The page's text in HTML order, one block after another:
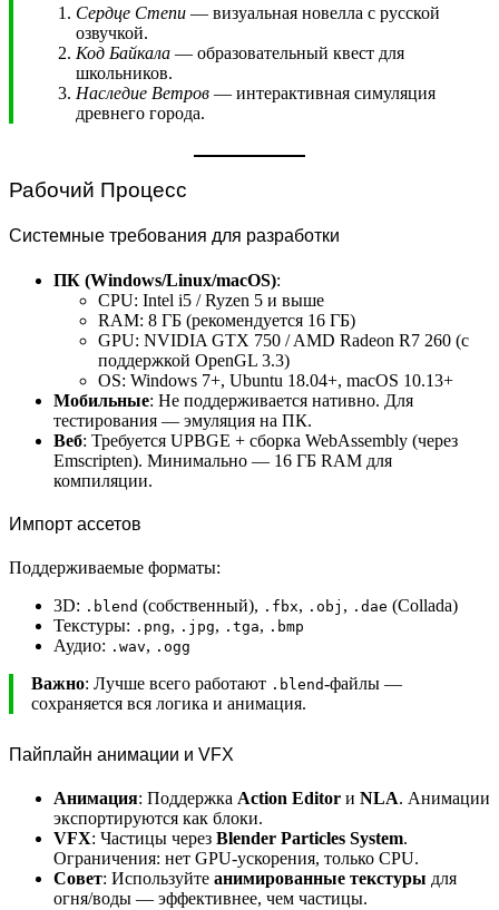
Сердце Степи — визуальная новелла с русской
озвучкой.
Код Байкала — образовательный квест для
школьников.
Наследие Ветров — интерактивная симуляция
древнего города.
Рабочий Процесс
Системные требования для разработки
ПК (Windows/Linux/macOS):
CPU: Intel i5 / Ryzen 5 и выше
RAM: 8 ГБ (рекомендуется 16 ГБ)
GPU: NVIDIA GTX 750 / AMD Radeon R7 260 (с
поддержкой OpenGL 3.3)
OS: Windows 7+, Ubuntu 18.04+, macOS 10.13+
Мобильные: Не поддерживается нативно. Для
тестирования — эмуляция на ПК.
Веб: Требуется UPBGE + сборка WebAssembly (через
Emscripten). Минимально — 16 ГБ RAM для
компиляции.
Импорт ассетов
Поддерживаемые форматы:
3D: .blend (собственный), .fbx, .obj , .dae (Collada)
Текстуры: .png, .jpg, .tga, .bmp
Аудио: .wav, .ogg
Важно: Лучше всего работают .blend-файлы —
сохраняется вся логика и анимация.
Пайплайн анимации и VFX
Анимация: Поддержка Action Editor и NLA. Анимации
экспортируются как блоки.
VFX: Частицы через Blender Particles System.
Ограничения: нет GPU-ускорения, только CPU.
Совет: Используйте анимированные текстуры для
огня/воды — эффективнее, чем частицы.